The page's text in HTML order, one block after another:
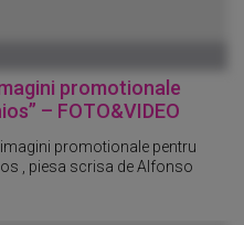
promotionale
– FOTO&VIDEO
promotionale pentru
, piesa scrisa de Alfonso